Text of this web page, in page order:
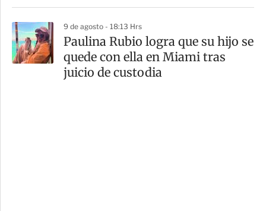
9 de agosto - 18:13 Hrs
Paulina Rubio logra que su hijo se
quede con ella en Miami tras
juicio de custodia